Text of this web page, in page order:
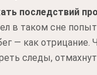
последствий
в таком сне
— как
следы,